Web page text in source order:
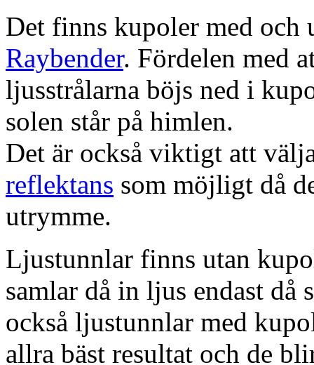
Det finns kupoler med och
Raybender. Fördelen med
ljusstrålarna böjs ned i
solen står på himlen.
Det är också viktigt att
reflektans som möjligt då
utrymme.
Ljustunnlar finns utan
samlar då in ljus endast då
också ljustunnlar med
allra bäst resultat och de